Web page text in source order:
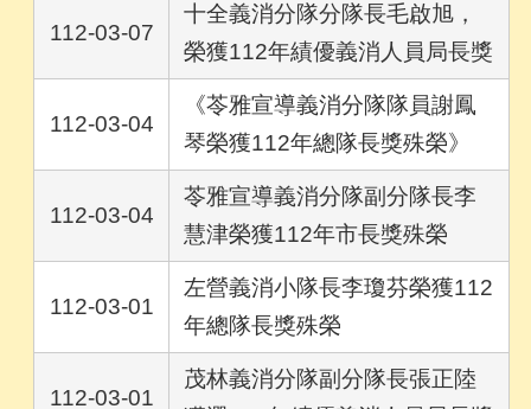
112-03-07
十全義消分隊分隊長毛啟旭，
榮獲112年績優義消人員局長獎
112-03-04
《苓雅宣導義消分隊隊員謝鳳
琴榮獲112年總隊長獎殊榮》
112-03-04
苓雅宣導義消分隊副分隊長李
慧津榮獲112年市長獎殊榮
112-03-01
左營義消小隊長李瓊芬榮獲112
年總隊長獎殊榮
112-03-01
茂林義消分隊副分隊長張正陸